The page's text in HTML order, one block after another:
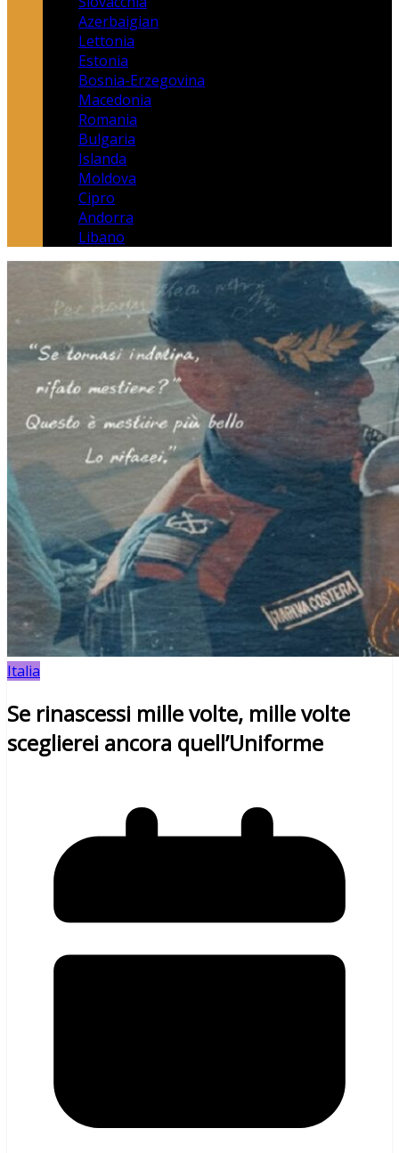
Azerbaigian
Lettonia
Estonia
Bosnia-Erzegovina
Macedonia
Romania
Bulgaria
Islanda
Moldova
Cipro
Andorra
Libano
Italia
Se rinascessi mille volte, mille volte
sceglierei ancora quell’Uniforme